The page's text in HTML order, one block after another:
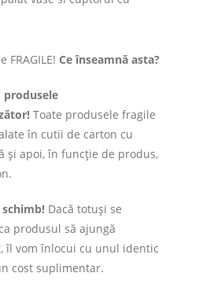
Ce înseamnă asta?
produsele
Toate produsele fragile
în cutii de carton cu
și apoi, în funcție de produs,
Dacă totuși se
produsul să ajungă
îl vom înlocui cu unul identic
cost suplimentar.